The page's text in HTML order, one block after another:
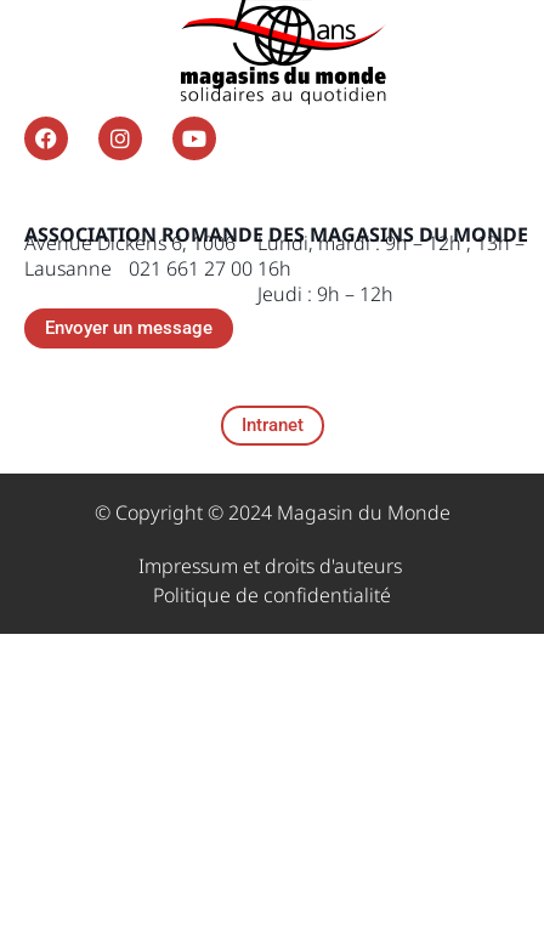
ASSOCIATION ROMANDE DES MAGASINS DU MONDE
Avenue Dickens 6, 1006
Lausanne 021 661 27 00
Lundi, mardi : 9h – 12h , 13h –
16h
Jeudi : 9h – 12h
Envoyer un message
Intranet
© Copyright © 2024 Magasin du Monde
Impressum et droits d'auteurs ​
Politique de confidentialité​